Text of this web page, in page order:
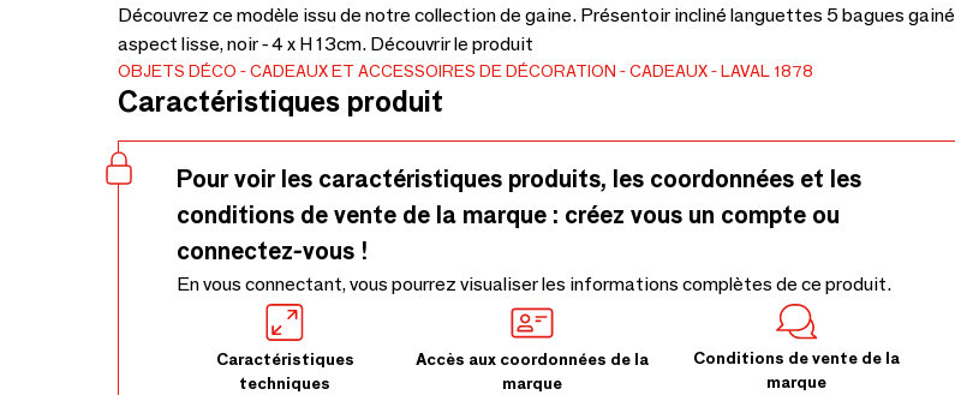
Découvrez ce modèle issu de notre collection de gaine. Présentoir incliné languettes 5 bagues gainé
aspect lisse, noir - 4 x H 13cm. Découvrir le produit
OBJETS DÉCO CADEAUX ET ACCESSOIRES DE DÉCORATION CADEAUX LAVAL 1878
Caractéristiques produit
Pour voir les caractéristiques produits, les coordonnées et les
conditions de vente de la marque : créez vous un compte ou
connectez-vous !
En vous connectant, vous pourrez visualiser les informations complètes de ce produit.
Caractéristiques
techniques
Accès aux coordonnées de la
marque
Conditions de vente de la
marque